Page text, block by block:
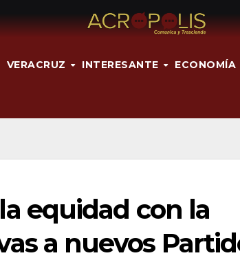
VERACRUZ INTERESANTE ECONOMÍA
equidad con la
a nuevos